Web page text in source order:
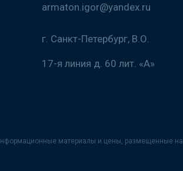
armaton.igor@yandex.ru
г. Санкт-Петербург, В.О.
17-я линия д. 60 лит. «А»
материалы и цены, размещенные на